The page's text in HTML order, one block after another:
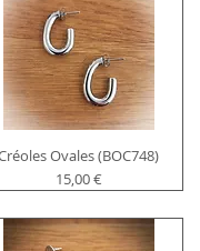
Ovales (BOC748)
Prix
15,00 €